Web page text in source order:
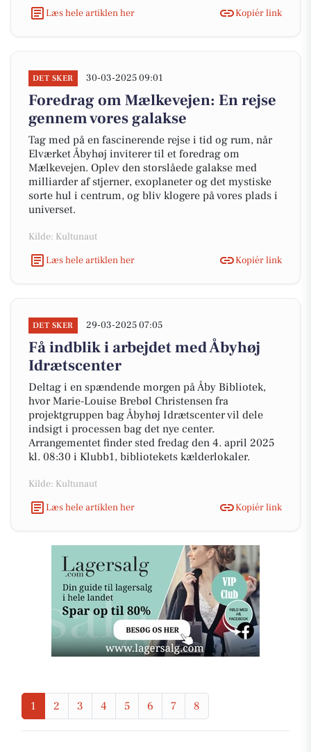
Læs hele artiklen her
Kopiér link
DET SKER 30-03-2025 09:01
Foredrag om Mælkevejen: En rejse
gennem vores galakse
Tag med på en fascinerende rejse i tid og rum, når
Elværket Åbyhøj inviterer til et foredrag om
Mælkevejen. Oplev den storslåede galakse med
milliarder af stjerner, exoplaneter og det mystiske
sorte hul i centrum, og bliv klogere på vores plads i
universet.
Kilde: Kultunaut
Læs hele artiklen her
Kopiér link
DET SKER 29-03-2025 07:05
Få indblik i arbejdet med Åbyhøj
Idrætscenter
Deltag i en spændende morgen på Åby Bibliotek,
hvor Marie-Louise Brebøl Christensen fra
projektgruppen bag Åbyhøj Idrætscenter vil dele
indsigt i processen bag det nye center.
Arrangementet finder sted fredag den 4. april 2025
kl. 08:30 i Klubb1, bibliotekets kælderlokaler.
Kilde: Kultunaut
Læs hele artiklen her
Kopiér link
1 2 3 4 5 6 7 8